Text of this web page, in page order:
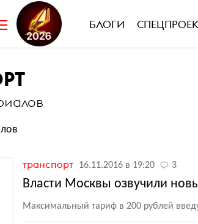
БЛОГИ
транспорт 16.11.2016 в 19:20 3
Власти Москвы озвучили
Максимальный тариф в 200 рублей